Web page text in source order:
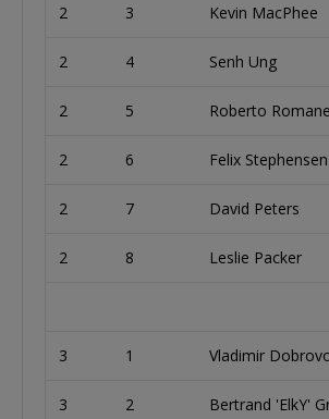
2 3 Kevin MacPhee
2 4 Senh Ung
2 5 Roberto
2 6 Felix Stephensen
2 7 David Peters
2 8 Leslie Packer
3 1 Vladimir
3 2 Bertrand 'ElkY'